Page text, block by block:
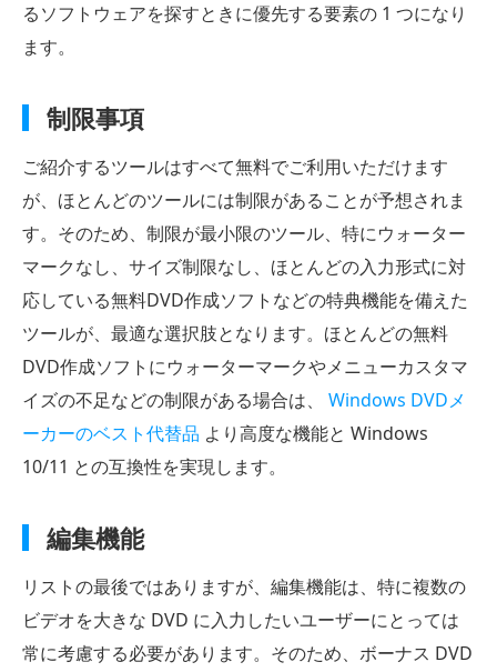
るソフトウェアを探すときに優先する要素の 1 つになり
ます。
制限事項
ご紹介するツールはすべて無料でご利用いただけます
が、ほとんどのツールには制限があることが予想されま
す。そのため、制限が最小限のツール、特にウォーター
マークなし、サイズ制限なし、ほとんどの入力形式に対
応している無料DVD作成ソフトなどの特典機能を備えた
ツールが、最適な選択肢となります。ほとんどの無料
DVD作成ソフトにウォーターマークやメニューカスタマ
イズの不足などの制限がある場合は、 Windows DVDメ
ーカーのベスト代替品 より高度な機能と Windows
10/11 との互換性を実現します。
編集機能
リストの最後ではありますが、編集機能は、特に複数の
ビデオを大きな DVD に入力したいユーザーにとっては
常に考慮する必要があります。そのため、ボーナス DVD